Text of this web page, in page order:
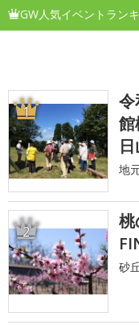
GW人気イベントラン
1
地
2
砂